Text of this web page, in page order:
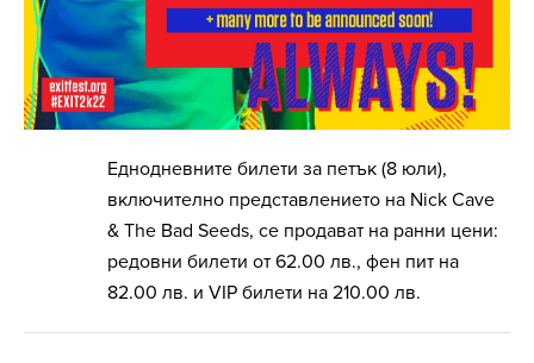
Еднодневните билети за петък (8 юли),
включително представлението на Nick Cave
& The Bad Seeds, се продават на ранни цени:
редовни билети от 62.00 лв., фен пит на
82.00 лв. и VIP билети на 210.00 лв.